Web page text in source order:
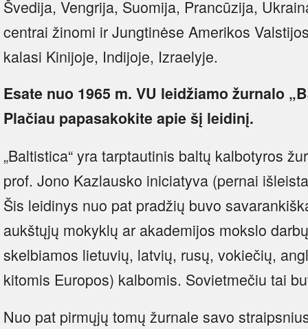
Švedija, Vengrija, Suomija, Prancūzija,
centrai žinomi ir Jungtinėse Amerikos
kalasi Kinijoje, Indijoje, Izraelyje.
Esate nuo 1965 m. VU leidžiamo žurnalo
Plačiau papasakokite apie šį leidinį.
„Baltistica“ yra tarptautinis baltų kalbotyros
prof. Jono Kazlausko iniciatyva (pernai
Šis leidinys nuo pat pradžių buvo
aukštųjų mokyklų ar akademijos mokslo
skelbiamos lietuvių, latvių, rusų, vokiečių,
kitomis Europos) kalbomis. Sovietmečiu tai
Nuo pat pirmųjų tomų žurnale savo